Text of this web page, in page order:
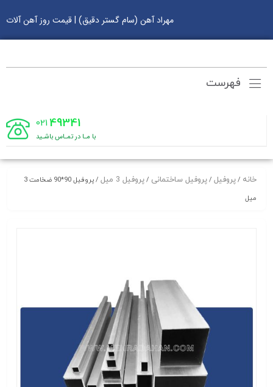
مهراد آهن (سام گستر دقیق) | قیمت روز آهن آلات
فهرست
49341
021
با مـا در تمـاس باشـید
خانه /پروفیل /پروفیل ساختمانی /پروفیل 3 میل
/ پروفیل 90*90 ضخامت 3
میل